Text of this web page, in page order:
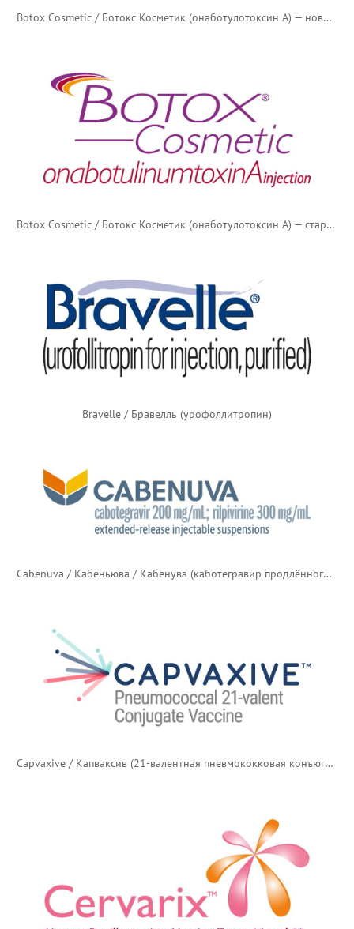
Botox Cosmetic / Ботокс Косметик (онаботулотоксин А) — новый логотип
Botox Cosmetic / Ботокс Косметик (онаботулотоксин А) — старый логотип
Bravelle / Бравелль (урофоллитропин)
Cabenuva / Кабеньюва / Кабенува (каботегравир продлённого действия; рилпивирин продлённого действия)
Capvaxive / Капваксив (21-валентная пневмококковая конъюгированная вакцина)